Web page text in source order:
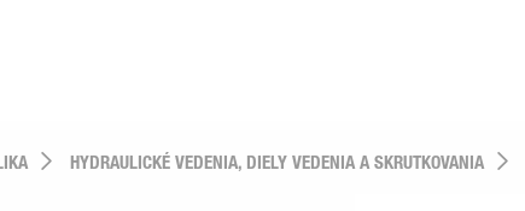
HYDRAULICKÉ VEDENIA, DIELY VEDENIA A SKRUTKOVANIA